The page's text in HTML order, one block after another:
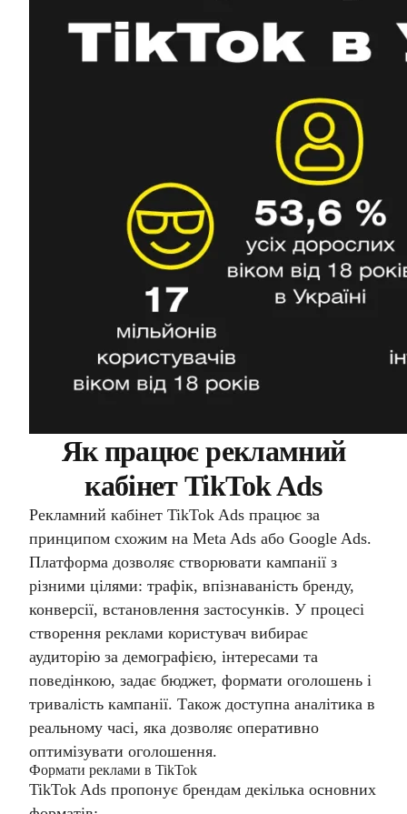
Як працює рекламний
кабінет TikTok Ads
Рекламний кабінет TikTok Ads працює за
принципом схожим на Meta Ads або Google Ads.
Платформа дозволяє створювати кампанії з
різними цілями: трафік, впізнаваність бренду,
конверсії, встановлення застосунків. У процесі
створення реклами користувач вибирає
аудиторію за демографією, інтересами та
поведінкою, задає бюджет, формати оголошень і
тривалість кампанії. Також доступна аналітика в
реальному часі, яка дозволяє оперативно
оптимізувати оголошення.
Формати реклами в TikTok
TikTok Ads пропонує брендам декілька основних